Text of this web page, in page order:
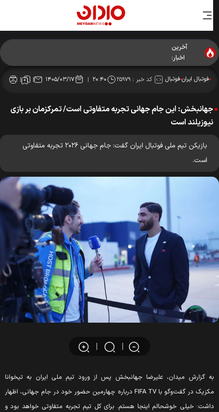
آخرین
اخبار:
فوتبال ایرانفوتبال کد خبر : ۲۵۹۷۹ ۲۰:۴۰ ۱۴۰۵/۰۳/۱۷
جهانبخش: این جام جهانی تجربه متفاوتی است/ تمرکزمان بر بازی
نیوزیلند است
بازیکن تیم ملی فوتبال ایران گفت: جام جهانی ۲۰۲۶ تجربه متفاوتی
است.
گزارش میدان، علیرضا جهانبخش پس از ورود تیم ملی ایران به تیخوانا
مکزیک در گفت‌وگو با FIFA TV درباره چهارمین حضور خود در جام جهانی، اظهار
خیلی خوشحالم اینجا هستم. برای کل تیم تجربه متفاوتی خواهد بود و